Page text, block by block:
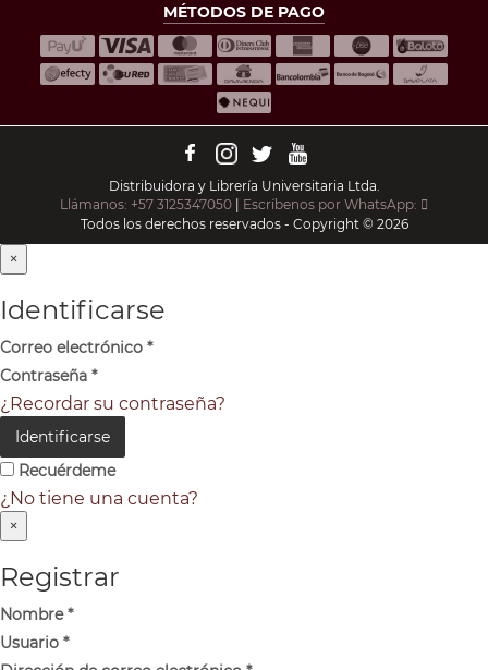
MÉTODOS DE PAGO
Distribuidora y Librería Universitaria Ltda.
Llámanos: +57 3125347050 | Escríbenos por WhatsApp:
Todos los derechos reservados - Copyright © 2026
×
Identificarse
Correo electrónico *
Contraseña *
¿Recordar su contraseña?
Identificarse
Recuérdeme
¿No tiene una cuenta?
×
Registrar
Nombre*
Usuario *